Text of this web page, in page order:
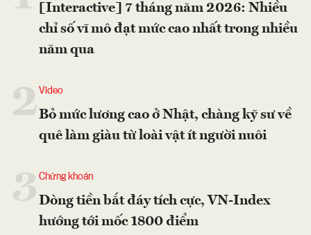
[Interactive] 7 tháng năm 2026: Nhiều
chỉ số vĩ mô đạt mức cao nhất trong nhiều
năm qua
2Video
Bỏ mức lương cao ở Nhật, chàng kỹ sư về
quê làm giàu từ loài vật ít người nuôi
Chứng khoán
Dòng tiền bắt đáy tích cực, VN-Index
hướng tới mốc 1800 điểm